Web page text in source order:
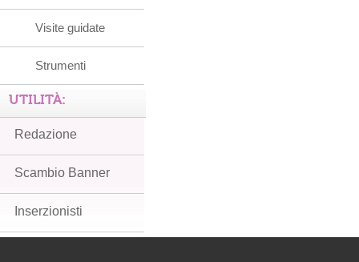
Visite guidate
Strumenti
UTILITÀ:
Redazione
Scambio Banner
Inserzionisti